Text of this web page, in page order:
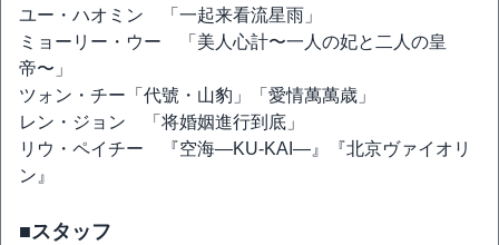
ユー・ハオミン 「一起来看流星雨」
ミョーリー・ウー 「美人心計〜一人の妃と二人の皇
帝〜」
ツォン・チー「代號・山豹」「愛情萬萬歳」
レン・ジョン 「将婚姻進行到底」
リウ・ペイチー 『空海―KU-KAI―』『北京ヴァイオリ
ン』
■スタッフ